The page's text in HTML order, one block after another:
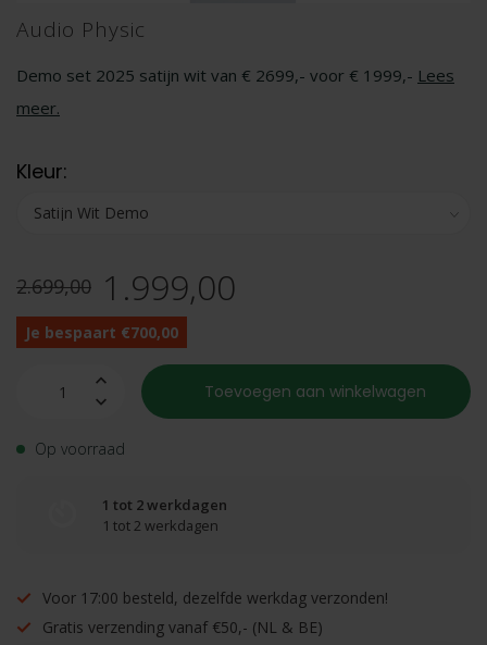
Audio Physic
Demo set 2025 satijn wit van € 2699,- voor € 1999,- Lees
meer.
Kleur:
2.699,00 1.999,00
Je bespaart €700,00
Toevoegen aan winkelwagen
Op voorraad
1 tot 2 werkdagen
1 tot 2 werkdagen
Voor 17:00 besteld, dezelfde werkdag verzonden!
Gratis verzending vanaf €50,- (NL & BE)